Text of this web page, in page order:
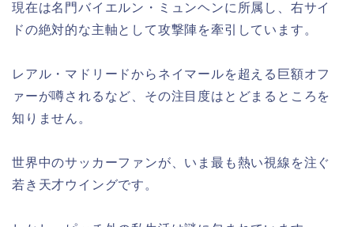
現在は名門バイエルン・ミュンヘンに所属し、右サイ
ドの絶対的な主軸として攻撃陣を牽引しています。
レアル・マドリードからネイマールを超える巨額オフ
ァーが噂されるなど、その注目度はとどまるところを
知りません。
世界中のサッカーファンが、いま最も熱い視線を注ぐ
若き天才ウイングです。